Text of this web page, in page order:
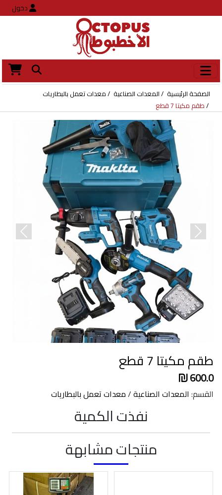
دخول
الصفحة الرئيسية المعدات الصناعية
معدات تعمل بالبطاريات
طقم مكيتا 7 قطع
Next
طقم مكيتا 7 قطع
600.0
القسم: المعدات الصناعية/معدات تعمل بالبطاريات
نفذت الكمية
منتجات مشابهة